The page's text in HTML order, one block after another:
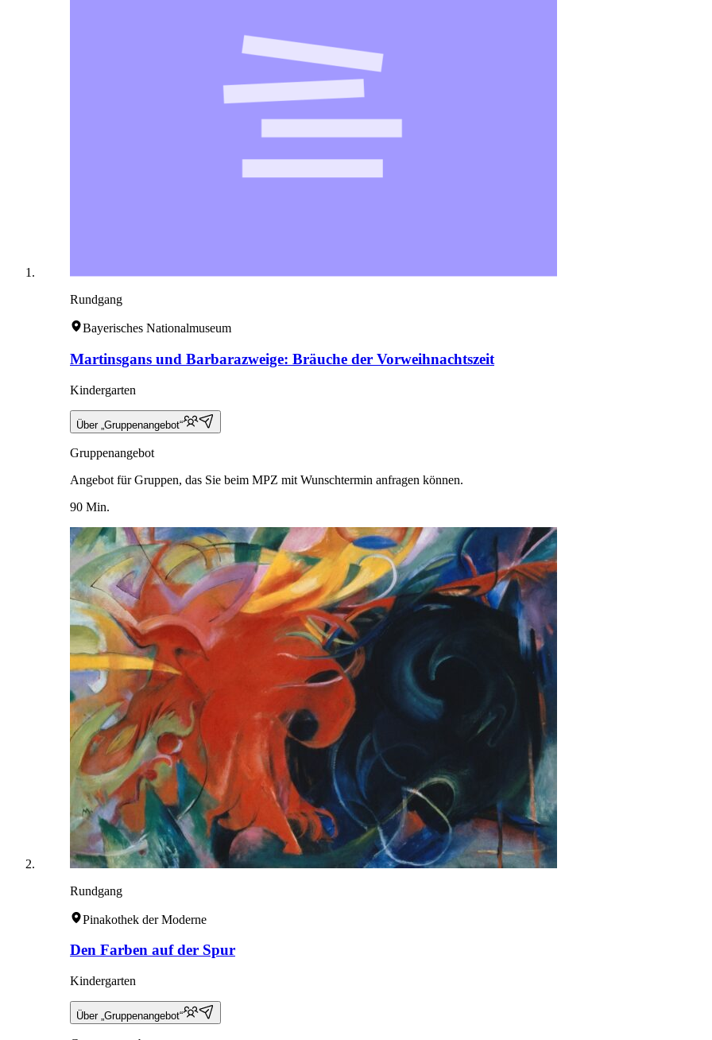
Rundgang
Bayerisches Nationalmuseum
Martinsgans und Barbarazweige: Bräuche der Vorweihnachtszeit
Kindergarten
Über „Gruppenangebot“
Gruppenangebot
Angebot für Gruppen, das Sie beim MPZ mit Wunschtermin anfragen können.
90 Min.
Rundgang
Pinakothek der Moderne
Den Farben auf der Spur
Kindergarten
Über „Gruppenangebot“